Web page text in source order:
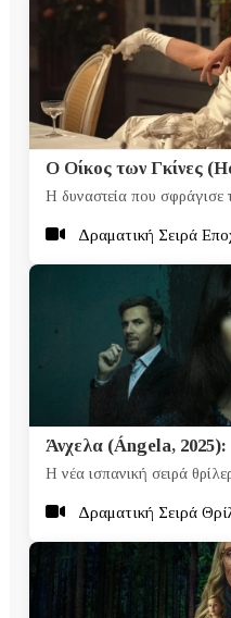
Ο Οίκος των Γκίνες
Η δυναστεία που σφράγισε
Δραματική Σειρά
Άνχελα (Ángela, 2025):
Η νέα ισπανική σειρά
Δραματική Σειρά